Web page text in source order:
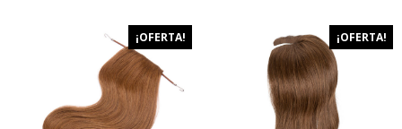
¡OFERTA! ¡OFERTA!